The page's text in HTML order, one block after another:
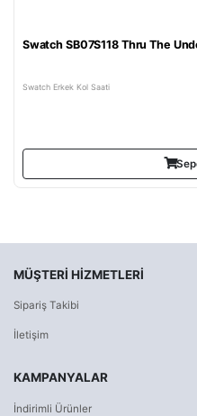
Swatch SB07S118 Thru The
Swatch Erkek Kol Saati
MÜŞTERI HIZMETLERI
Sipariş Takibi
İletişim
KAMPANYALAR
İndirimli Ürünler